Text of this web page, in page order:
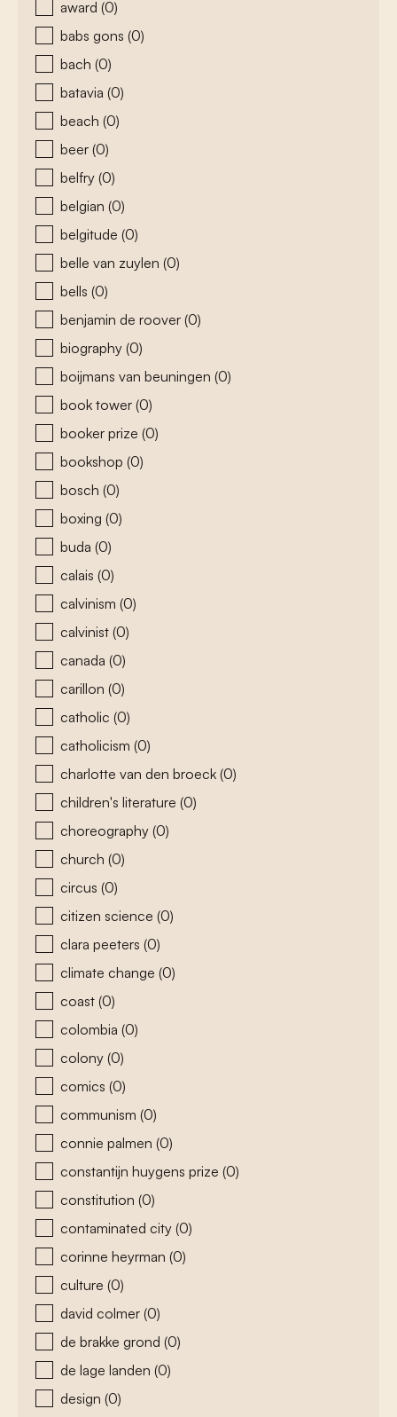
award (0)
babs gons (0)
bach (0)
batavia (0)
beach (0)
beer (0)
belfry (0)
belgian (0)
belgitude (0)
belle van zuylen (0)
bells (0)
benjamin de roover (0)
biography (0)
boijmans van beuningen (0)
book tower (0)
booker prize (0)
bookshop (0)
bosch (0)
boxing (0)
buda (0)
calais (0)
calvinism (0)
calvinist (0)
canada (0)
carillon (0)
catholic (0)
catholicism (0)
charlotte van den broeck (0)
children's literature (0)
choreography (0)
church (0)
circus (0)
citizen science (0)
clara peeters (0)
climate change (0)
coast (0)
colombia (0)
colony (0)
comics (0)
communism (0)
connie palmen (0)
constantijn huygens prize (0)
constitution (0)
contaminated city (0)
corinne heyrman (0)
culture (0)
david colmer (0)
de brakke grond (0)
de lage landen (0)
design (0)